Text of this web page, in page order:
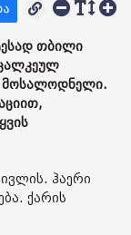
თბილი
მოსალოდნელი.
ჰაერი
ქარის